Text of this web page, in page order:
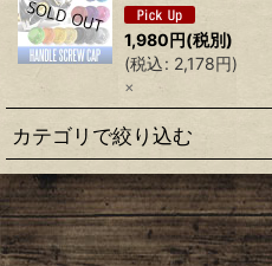
1,980円(税別)
(税込: 2,178円)
×
カテゴリで絞り込む
【シマノ】22ステラ［STELLA］
【シマノ】18-19ステラ［